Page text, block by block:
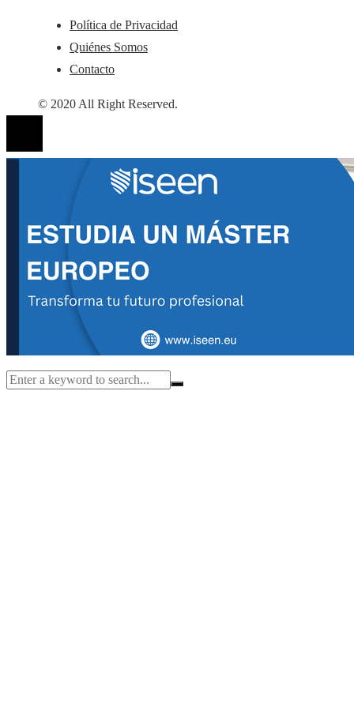
Política de Privacidad
Quiénes Somos
Contacto
© 2020 All Right Reserved.